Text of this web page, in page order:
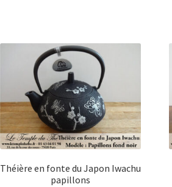
Théière en fonte du Japon Iwachu
papillons